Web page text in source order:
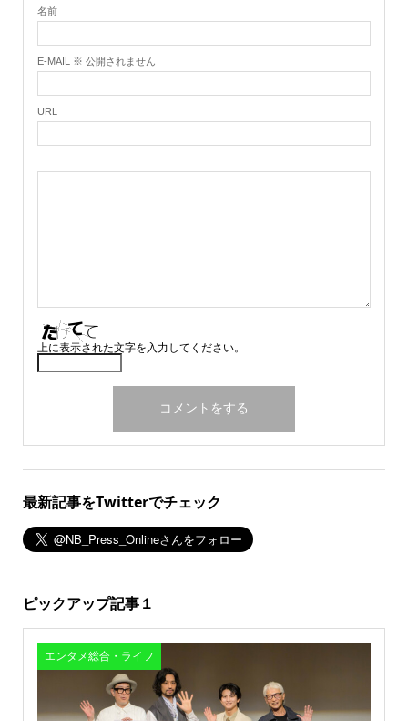
名前
E-MAIL ※ 公開されません
URL
上に表示された文字を入力してください。
最新記事をTwitterでチェック
ピックアップ記事１
エンタメ総合・ライフ